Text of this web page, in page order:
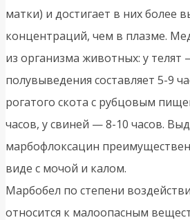
матки) и достигает в них более
концентраций, чем в плазме.
из организма животных: у телят
полувыведения составляет 5-9
рогатого скота с рубцовым
часов, у свиней — 8-10 часов.
марбофлоксацин
виде с мочой и калом.
Марбобел по степени
относится к малоопасным